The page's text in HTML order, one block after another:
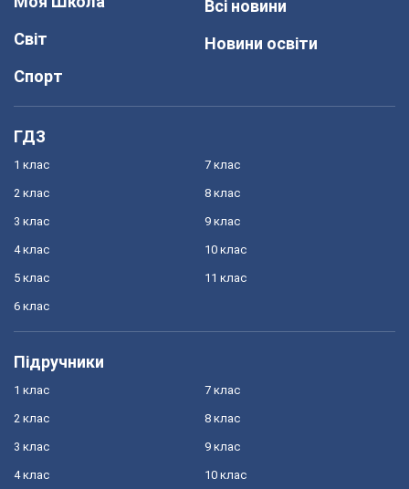
Світ
Спорт
Всі новини
Новини освіти
ГДЗ
1 клас
2 клас
3 клас
4 клас
5 клас
6 клас
7 клас
8 клас
9 клас
10 клас
11 клас
Підручники
1 клас
2 клас
3 клас
4 клас
7 клас
8 клас
9 клас
10 клас